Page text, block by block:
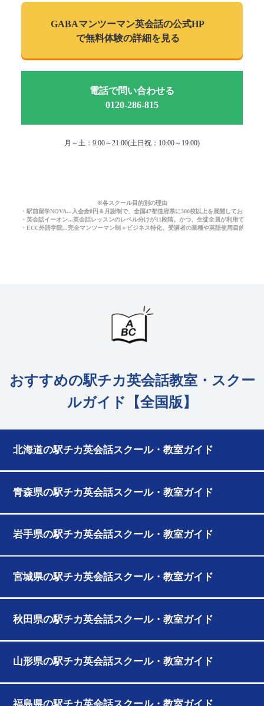
GABAマンツーマン英会話の公式HP
で無料体験の詳細を見る
電話で問い合わせる
0120-286-815
月～土：9:00～21:00(土日祝：10:00～19:00)
※各スクール目的別の理由
・駅前留学NOVA...入会金0円＆月謝制で、全国47都道府県に300校以上を展開しており、
・英会話イーオン...英会話レッスンのレベル分けが11段階。かつ、生徒全員が利用できる
・ECC外語学院...完全マンツーマン制＋ビジネス特化。受講者の業種や英語使用目的に応
おすすめの駅チカ英会話教室・スクー
ルガイド【全国版】
北海道の駅チカ英会話スクール・教室ガイド
青森県の駅チカ英会話スクール・教室ガイド
岩手県の駅チカ英会話スクール・教室ガイド
宮城県の駅チカ英会話スクール・教室ガイド
秋田県の駅チカ英会話スクール・教室ガイド
山形県の駅チカ英会話スクール・教室ガイド